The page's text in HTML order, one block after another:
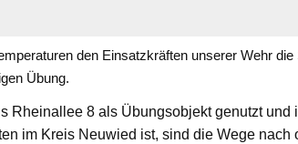
den Einsatzkräften unserer Wehr
Übung.
Rheinallee 8 als Übungsobjekt genutzt und
im Kreis Neuwied ist, sind die Wege nach